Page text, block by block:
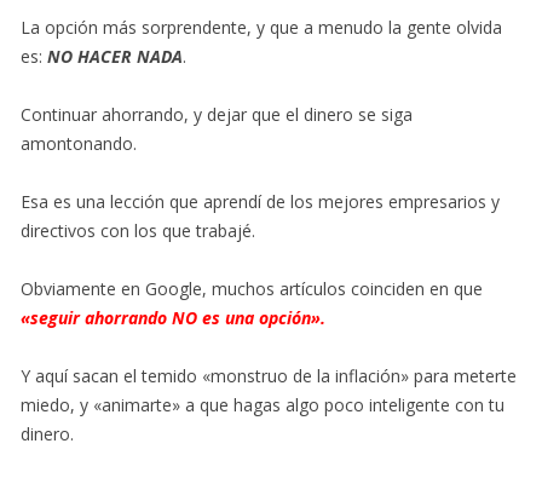
La opción más sorprendente, y que a menudo la gente olvida
es: NO HACER NADA.
Continuar ahorrando, y dejar que el dinero se siga
amontonando.
Esa es una lección que aprendí de los mejores empresarios y
directivos con los que trabajé.
Obviamente en Google, muchos artículos coinciden en que
«seguir ahorrando NO es una opción».
Y aquí sacan el temido «monstruo de la inflación» para meterte
miedo, y «animarte» a que hagas algo poco inteligente con tu
dinero.